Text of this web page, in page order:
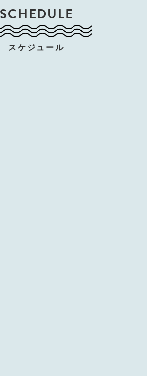
SCHEDULE
スケジュール